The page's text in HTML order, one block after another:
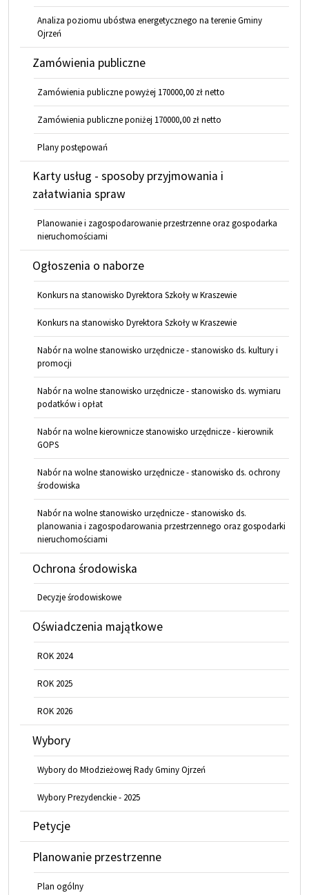
Analiza poziomu ubóstwa energetycznego na terenie Gminy
Ojrzeń
Zamówienia publiczne
Zamówienia publiczne powyżej 170000,00 zł netto
Zamówienia publiczne poniżej 170000,00 zł netto
Plany postępowań
Karty usług - sposoby przyjmowania i
załatwiania spraw
Planowanie i zagospodarowanie przestrzenne oraz gospodarka
nieruchomościami
Ogłoszenia o naborze
Konkurs na stanowisko Dyrektora Szkoły w Kraszewie
Konkurs na stanowisko Dyrektora Szkoły w Kraszewie
Nabór na wolne stanowisko urzędnicze - stanowisko ds. kultury i
promocji
Nabór na wolne stanowisko urzędnicze - stanowisko ds. wymiaru
podatków i opłat
Nabór na wolne kierownicze stanowisko urzędnicze - kierownik
GOPS
Nabór na wolne stanowisko urzędnicze - stanowisko ds. ochrony
środowiska
Nabór na wolne stanowisko urzędnicze - stanowisko ds.
planowania i zagospodarowania przestrzennego oraz gospodarki
nieruchomościami
Ochrona środowiska
Decyzje środowiskowe
Oświadczenia majątkowe
ROK 2024
ROK 2025
ROK 2026
Wybory
Wybory do Młodzieżowej Rady Gminy Ojrzeń
Wybory Prezydenckie - 2025
Petycje
Planowanie przestrzenne
Plan ogólny